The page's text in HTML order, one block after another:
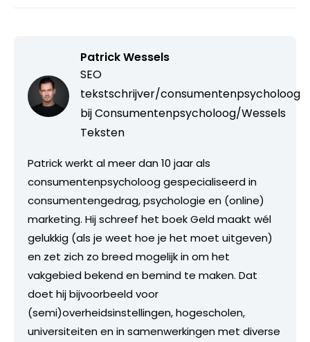
Patrick Wessels
SEO
tekstschrijver/consumentenpsycholoog
bijConsumentenpsycholoog/Wessels
Teksten
Patrick werkt al meer dan 10 jaar als
consumentenpsycholoog gespecialiseerd in
consumentengedrag, psychologie en (online)
marketing. Hij schreef het boek Geld maakt wél
gelukkig (als je weet hoe je het moet uitgeven)
en zet zich zo breed mogelijk in om het
vakgebied bekend en bemind te maken. Dat
doet hij bijvoorbeeld voor
(semi)overheidsinstellingen, hogescholen,
universiteiten en in samenwerkingen met diverse